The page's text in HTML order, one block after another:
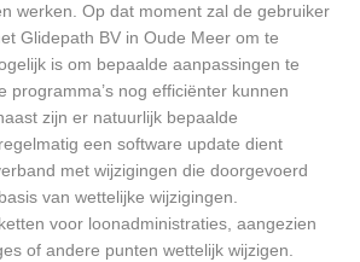
werken. Op dat moment zal de gebruiker
Glidepath BV in Oude Meer om te
is om bepaalde aanpassingen te
programma’s nog efficiënter kunnen
zijn er natuurlijk bepaalde
een software update dient
met wijzigingen die doorgevoerd
van wettelijke wijzigingen.
voor loonadministraties, aangezien
of andere punten wettelijk wijzigen.